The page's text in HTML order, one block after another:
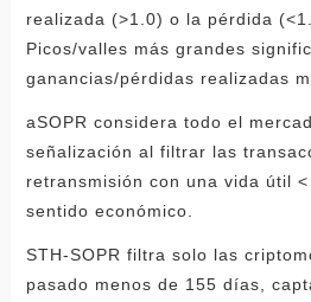
realizada (>1.0) o la pérdida
Picos/valles más grandes
ganancias/pérdidas realizadas
aSOPR considera todo el
señalización al filtrar las
retransmisión con una vida útil
sentido económico.
STH-SOPR filtra solo las
pasado menos de 155 días,